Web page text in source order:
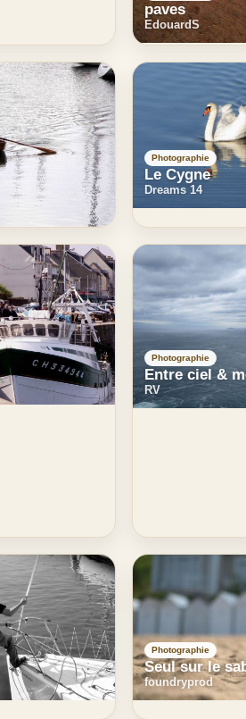
paves
EdouardS
Photographie
Le Cygne
Dreams 14
Photographie
Entre ciel &
RV
Photographie
Seul sur le
foundryprod